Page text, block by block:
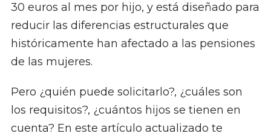
30 euros al mes por hijo, y está diseñado para
reducir las diferencias estructurales que
históricamente han afectado a las pensiones
de las mujeres.
Pero ¿quién puede solicitarlo?, ¿cuáles son
los requisitos?, ¿cuántos hijos se tienen en
cuenta? En este artículo actualizado te